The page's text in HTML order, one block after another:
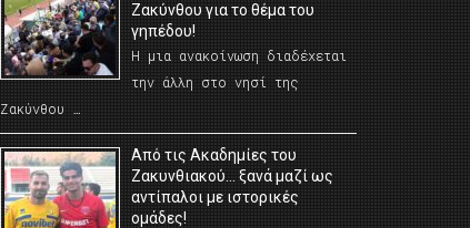
Ζακύνθου για το θέμα του
γηπέδου!
Η μια ανακοίνωση διαδέχεται
την άλλη στο νησί της
Ζακύνθου …
Από τις Ακαδημίες του
Ζακυνθιακού… ξανά μαζί ως
αντίπαλοι με ιστορικές
ομάδες!